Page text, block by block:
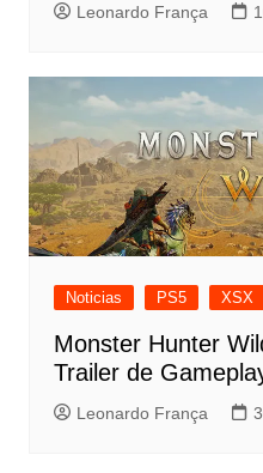
Leonardo França
Noticias PS5 XSX
Monster Hunter
Trailer de
Leonardo França